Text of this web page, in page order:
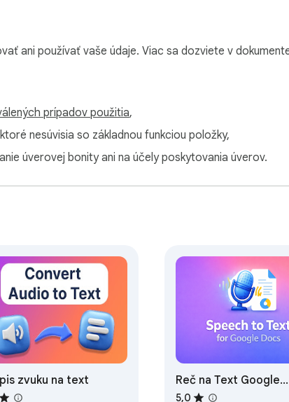
a medzinárodných tvorcov obsahu 🌐
jedným kliknutím 🖱️
počas práce 💼
prepisovať
kompletná aplikácia na prepisovanie:
ani používať vaše údaje. Viac sa dozviete v
prípadov použitia,
nesúvisia so základnou funkciou položky,
úverovej bonity ani na účely poskytovania úverov.
zvuku na text
Reč na Text Google
Dokumenty
5,0